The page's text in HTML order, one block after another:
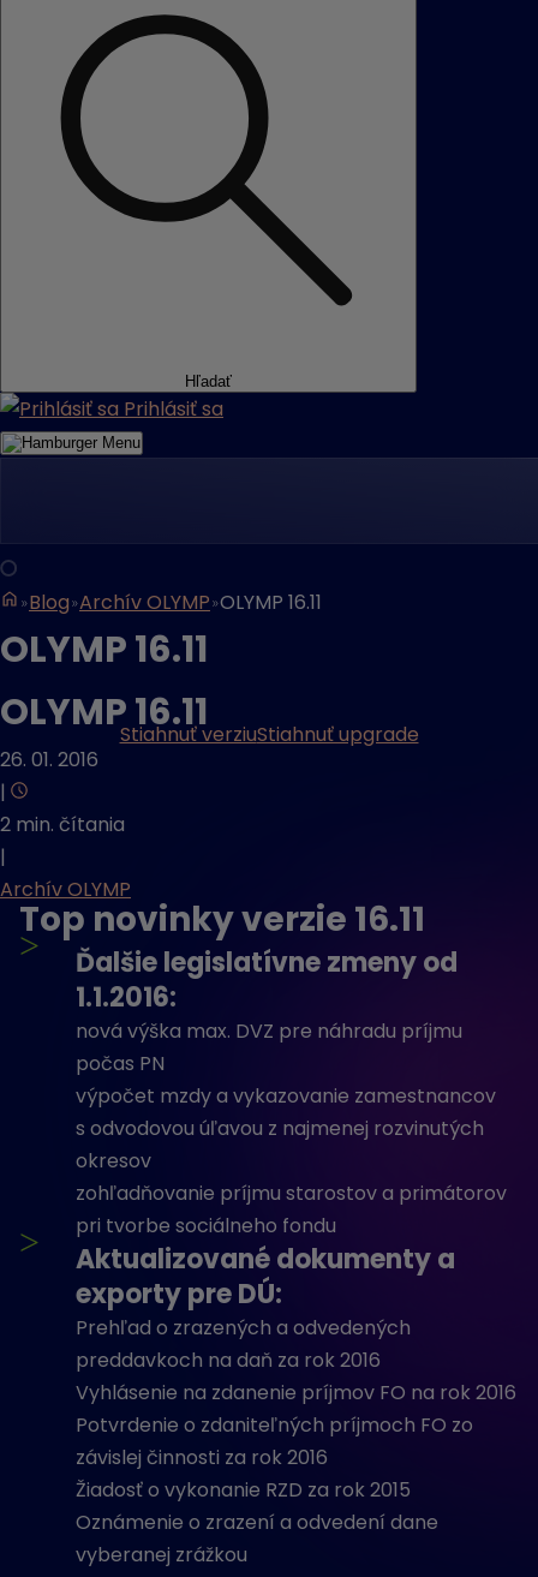
Hľadať
Prihlásiť sa
Menu
Blog Archív OLYMP OLYMP 16.11
OLYMP 16.11
OLYMP 16.11
26. 01. 2016
|
2 min. čítania
|
Archív OLYMP
Stiahnuť verziuStiahnuť upgrade
Top novinky verzie 16.11
>
Ďalšie legislatívne zmeny od
1.1.2016:
nová výška max. DVZ pre náhradu príjmu
počas PN
výpočet mzdy a vykazovanie zamestnancov
s odvodovou úľavou z najmenej rozvinutých
okresov
zohľadňovanie príjmu starostov a primátorov
pri tvorbe sociálneho fondu
>
Aktualizované dokumenty a
exporty pre DÚ:
Prehľad o zrazených a odvedených
preddavkoch na daň za rok 2016
Vyhlásenie na zdanenie príjmov FO na rok 2016
Potvrdenie o zdaniteľných príjmoch FO zo
závislej činnosti za rok 2016
Žiadosť o vykonanie RZD za rok 2015
Oznámenie o zrazení a odvedení dane
vyberanej zrážkou